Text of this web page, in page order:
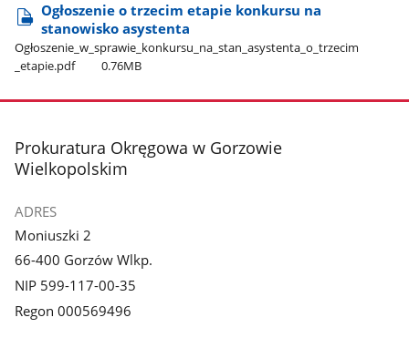
Ogłoszenie o trzecim etapie konkursu na
stanowisko asystenta
Ogłoszenie​_w​_sprawie​_konkursu​_na​_stan​_asystenta​_o​_trzecim​
_etapie.pdf
0.76MB
stopka
Prokuratura Okręgowa w Gorzowie
Wielkopolskim
ADRES
Moniuszki 2
66-400 Gorzów Wlkp.
NIP 599-117-00-35
Regon 000569496